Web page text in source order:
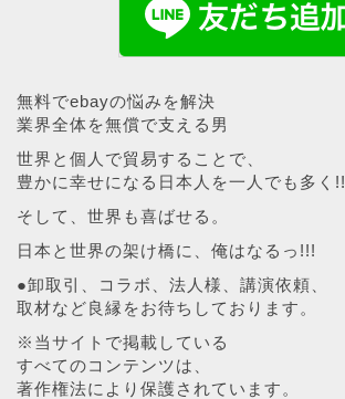
無料でebayの悩みを解決
業界全体を無償で支える男
世界と個人で貿易することで、
豊かに幸せになる日本人を一人でも多く!!
そして、世界も喜ばせる。
日本と世界の架け橋に、俺はなるっ!!!
●卸取引、コラボ、法人様、講演依頼、
取材など良縁をお待ちしております。
※当サイトで掲載している
すべてのコンテンツは、
著作権法により保護されています。